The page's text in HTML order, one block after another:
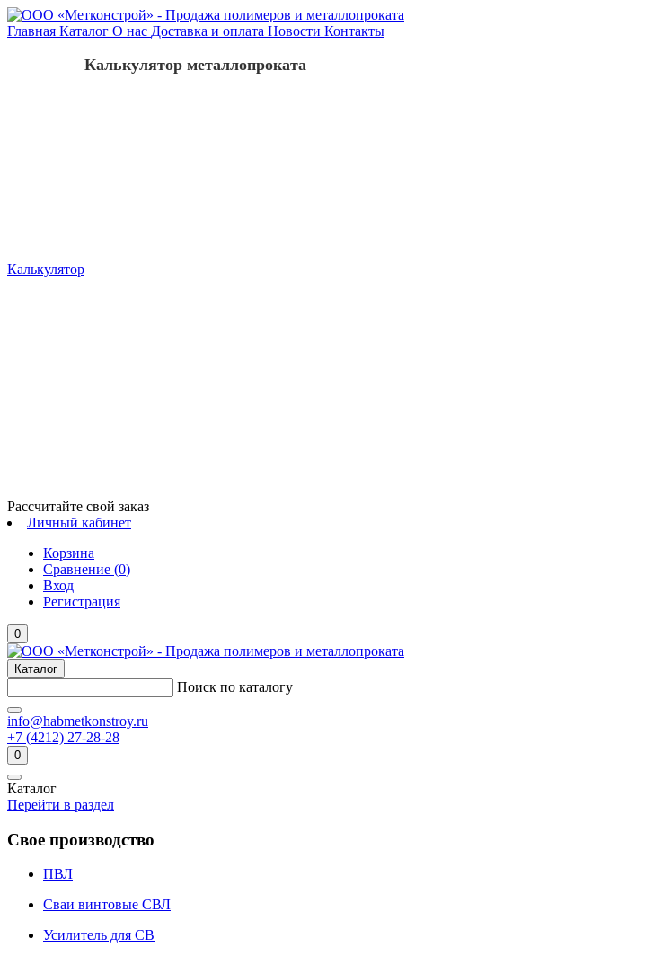
Главная Каталог О нас Доставка и оплата Новости Контакты
Калькулятор
Калькулятор металлопроката
Рассчитайте свой заказ
Личный кабинет
Корзина
Сравнение (0)
Вход
Регистрация
0
Каталог
Поиск по каталогу
info@habmetkonstroy.ru
+7 (4212) 27-28-28
0
Каталог
Перейти в раздел
Свое производство
ПВЛ
Сваи винтовые СВЛ
Усилитель для СВ